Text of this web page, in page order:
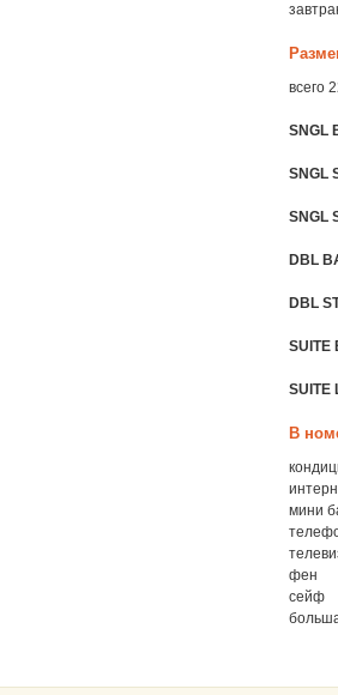
всего
SNGL
SNGL
SNGL
DBL
DBL
SUITE
SUITE
В
мини
фен
сейф